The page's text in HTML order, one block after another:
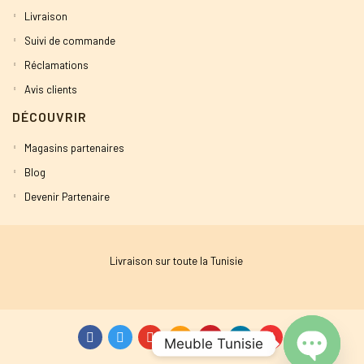
Livraison
Suivi de commande
Réclamations
Avis clients
DÉCOUVRIR
Magasins partenaires
Blog
Devenir Partenaire
Livraison sur toute la Tunisie
Meuble Tunisie